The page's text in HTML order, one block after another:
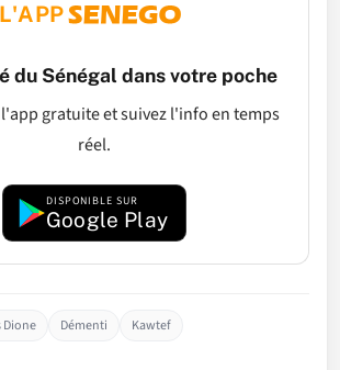
L'APP
du Sénégal dans votre poche
gratuite et suivez l'info en temps
réel.
DISPONIBLE SUR
Google Play
Dione Démenti Kawtef